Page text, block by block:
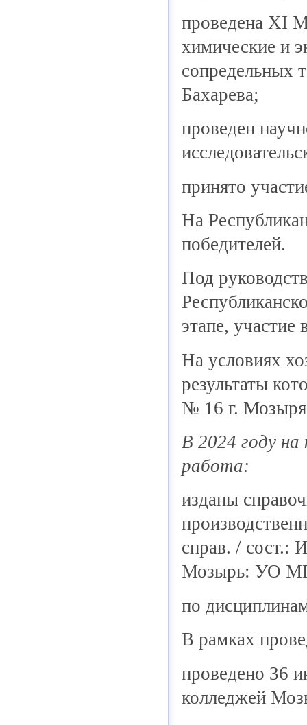
проведена XI
химические и
сопредельных
Бахарева;
проведен
принято
На
победителей.
Под
этапе, участие
На условиях
результаты
№ 16 г.
В 2024 году на
работа:
изданы
справ. /
Мозырь: УО
по
В рамках
проведено 36
колледжей